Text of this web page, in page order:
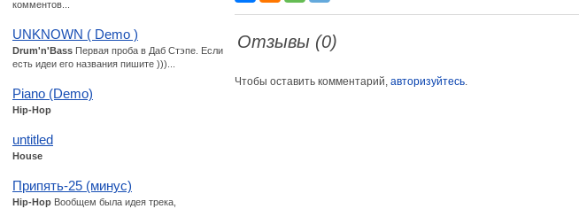
комментов...
UNKNOWN ( Demo )
Drum'n'Bass Первая проба в Даб Стэпе. Если
есть идеи его названия пишите )))...
Piano (Demo)
Hip-Hop
untitled
House
Припять-25 (минус)
Hip-Hop Вообщем была идея трека,
Отзывы (0)
Чтобы оставить комментарий, авторизуйтесь.